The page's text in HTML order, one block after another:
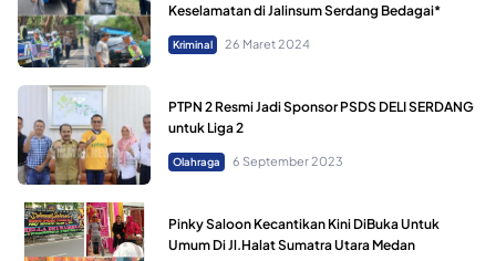
Keselamatan di Jalinsum Serdang Bedagai*
Kriminal 26 Maret 2024
PTPN 2 Resmi Jadi Sponsor PSDS DELI SERDANG
untuk Liga 2
Olahraga 6 September 2023
Pinky Saloon Kecantikan Kini DiBuka Untuk
Umum Di Jl.Halat Sumatra Utara Medan